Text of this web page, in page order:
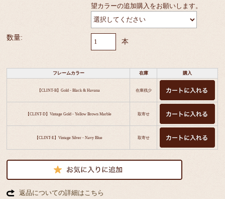
望カラーの追加購入をお願いします。
数量:
本
フレームカラー 在庫 購入
【CLINT-B】Gold - Black & Havana 在庫残少
【CLINT-D】Vintage Gold - Yellow Brown Marble 取寄せ
【CLINT-E】Vintage Silver - Navy Blue 取寄せ
返品についての詳細はこちら